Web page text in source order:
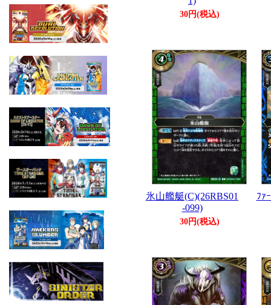
30円(税込)
氷山艦艇(C)(26RBS01
-099)
30円(税込)
ﾌｧ